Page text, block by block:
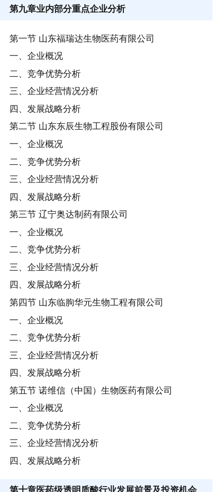
第九章业内部分重点企业分析
第一节 山东福瑞达生物医药有限公司
一、企业概况
二、竞争优势分析
三、企业经营情况分析
四、发展战略分析
第二节 山东东辰生物工程股份有限公司
一、企业概况
二、竞争优势分析
三、企业经营情况分析
四、发展战略分析
第三节 辽宁奥达制药有限公司
一、企业概况
二、竞争优势分析
三、企业经营情况分析
四、发展战略分析
第四节 山东临朐华元生物工程有限公司
一、企业概况
二、竞争优势分析
三、企业经营情况分析
四、发展战略分析
第五节 诺维信（中国）生物医药有限公司
一、企业概况
二、竞争优势分析
三、企业经营情况分析
四、发展战略分析